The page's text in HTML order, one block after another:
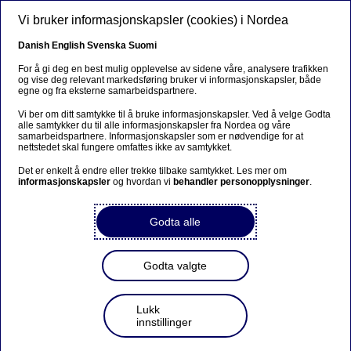
NO
Beklager...
Siden findes desværre ikke på dansk
Bliv på siden
Vi bruker informasjonskapsler (cookies) i Nordea
Danish English Svenska Suomi
For å gi deg en best mulig opplevelse av sidene våre, analysere trafikken
og vise deg relevant markedsføring bruker vi informasjonskapsler, både
egne og fra eksterne samarbeidspartnere.
Vi ber om ditt samtykke til å bruke informasjonskapsler. Ved å velge Godta
alle samtykker du til alle informasjonskapsler fra Nordea og våre
samarbeidspartnere. Informasjonskapsler som er nødvendige for at
nettstedet skal fungere omfattes ikke av samtykket.
Det er enkelt å endre eller trekke tilbake samtykket. Les mer om
informasjonskapsler og hvordan vi behandler personopplysninger.
Godta alle
Godta valgte
Lukk
innstillinger